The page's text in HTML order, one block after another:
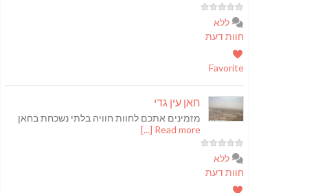
ללא
חוות דעת
Favorite
חאן עין גדי
מזמינים אתכם לחוות חוויה בלתי נשכחת בחאן
Read more [...]
ללא
חוות דעת